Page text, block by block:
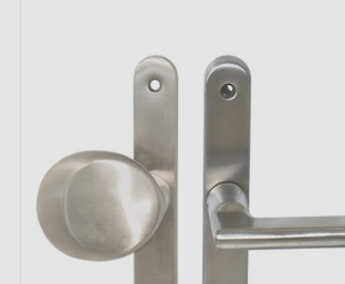
Applications :
Convient aux environnements